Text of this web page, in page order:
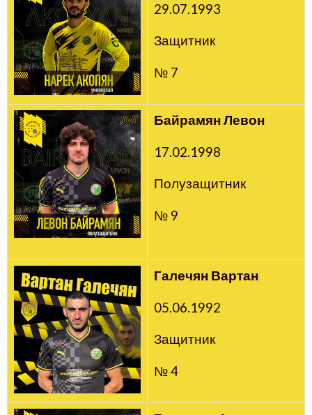
29.07.1993
Защитник
№ 7
Байрамян Левон
17.02.1998
Полузащитник
№ 9
Галечян Вартан
05.06.1992
Защитник
№ 4